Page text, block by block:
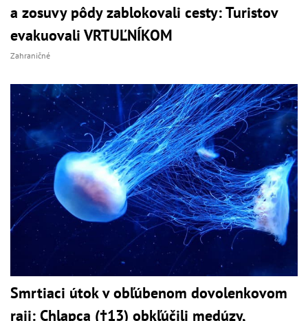
a zosuvy pôdy zablokovali cesty: Turistov
evakuovali VRTUĽNÍKOM
Zahraničné
Smrtiaci útok v obľúbenom dovolenkovom
raji: Chlapca (†13) obkľúčili medúzy,